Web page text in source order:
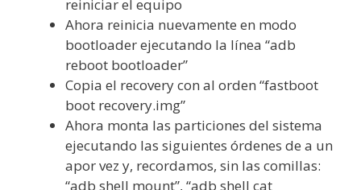
reiniciar el equipo
Ahora reinicia nuevamente en modo
bootloader ejecutando la línea “adb
reboot bootloader”
Copia el recovery con al orden “fastboot
boot recovery.img”
Ahora monta las particiones del sistema
ejecutando las siguientes órdenes de a un
apor vez y, recordamos, sin las comillas:
“adb shell mount”, “adb shell cat